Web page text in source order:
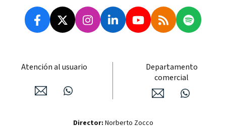
Atención al usuario
Departamento
comercial
Director: Norberto Zocco